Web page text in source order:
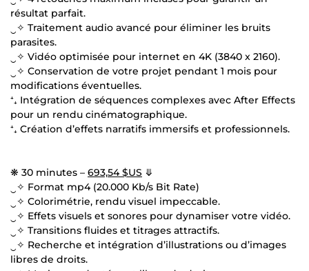
résultat parfait.
‿✧ Traitement audio avancé pour éliminer les bruits
parasites.
‿✧ Vidéo optimisée pour internet en 4K (3840 x 2160).
‿✧ Conservation de votre projet pendant 1 mois pour
modifications éventuelles.
⁺₊ Intégration de séquences complexes avec After Effects
pour un rendu cinématographique.
⁺₊ Création d’effets narratifs immersifs et professionnels.
❋ 30 minutes – 693,54 $US ⤋
‿✧ Format mp4 (20.000 Kb/s Bit Rate)
‿✧ Colorimétrie, rendu visuel impeccable.
‿✧ Effets visuels et sonores pour dynamiser votre vidéo.
‿✧ Transitions fluides et titrages attractifs.
‿✧ Recherche et intégration d’illustrations ou d’images
libres de droits.